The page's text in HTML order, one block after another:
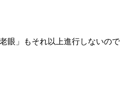
」もそれ以上進行しないの